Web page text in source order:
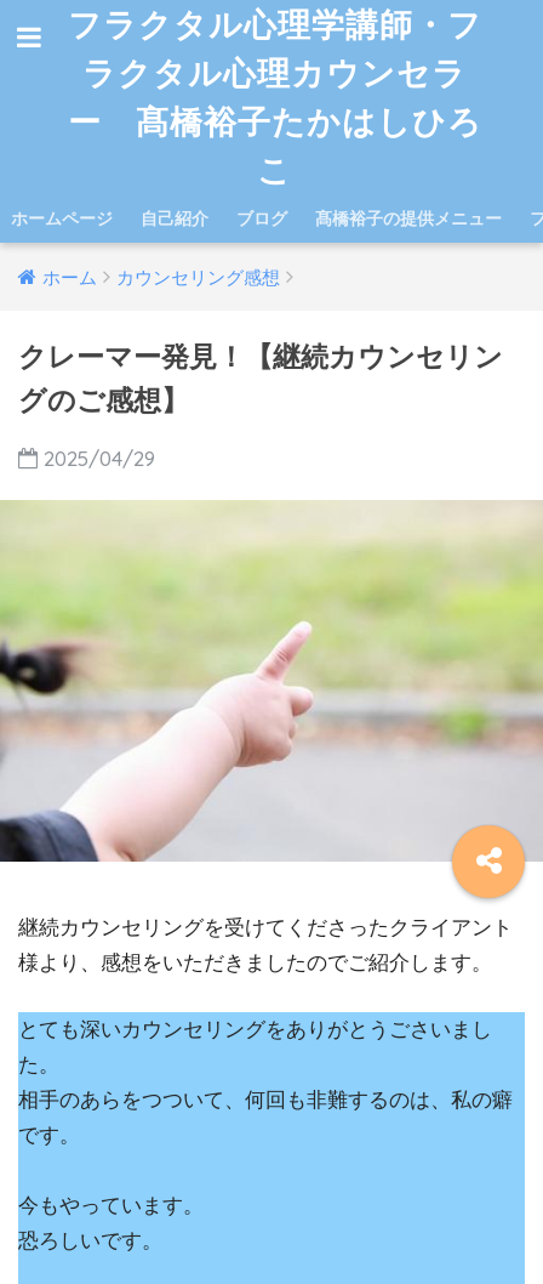
フラクタル心理学講師・フ
ラクタル心理カウンセラ
ー 髙橋裕子たかはしひろ
こ
ホームページ 自己紹介 ブログ 髙橋裕子の提供メニュー
ホーム カウンセリング感想
クレーマー発見！【継続カウンセリン
グのご感想】
2025/04/29
継続カウンセリングを受けてくださったクライアント
様より、感想をいただきましたのでご紹介します。
とても深いカウンセリングをありがとうごさいまし
た。
相手のあらをつついて、何回も非難するのは、私の癖
です。
今もやっています。
恐ろしいです。